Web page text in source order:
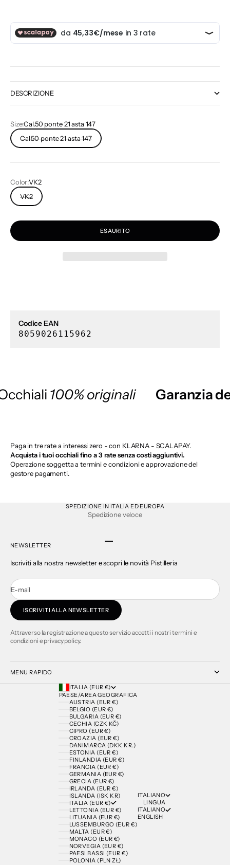
DESCRIZIONE
Size:Cal.50 ponte 21 asta 147
Cal.50 ponte 21 asta 147
Color:VK2
VK2
ESAURITO
Codice EAN
8059026115962
100% originali Garanzia
Paga in tre rate a interessi zero - con KLARNA - SCALAPAY.
Acquista i tuoi occhiali fino a 3 rate senza costi aggiuntivi.
Operazione soggetta a termini e condizioni e approvazione del
gestore pagamenti.
SPEDIZIONE IN ITALIA ED EUROPA
Spedizione veloce
NEWSLETTER
Iscriviti alla nostra newsletter e scopri le novità Pistilleria
E-mail
ISCRIVITI ALLA NEWSLETTER
Attraverso la registrazione a questo servizio accetti i nostri termini e
condizioni e privacy policy.
MENU RAPIDO
ITALIA (EUR €)
PAESE/AREA GEOGRAFICA
AUSTRIA (EUR €)
BELGIO (EUR €)
BULGARIA (EUR €)
CECHIA (CZK KČ)
CIPRO (EUR €)
CROAZIA (EUR €)
DANIMARCA (DKK KR.)
ESTONIA (EUR €)
FINLANDIA (EUR €)
FRANCIA (EUR €)
GERMANIA (EUR €)
GRECIA (EUR €)
IRLANDA (EUR €)
ISLANDA (ISK KR)
ITALIA (EUR €)
LETTONIA (EUR €)
LITUANIA (EUR €)
LUSSEMBURGO (EUR €)
MALTA (EUR €)
MONACO (EUR €)
NORVEGIA (EUR €)
PAESI BASSI (EUR €)
POLONIA (PLN ZŁ)
ITALIANO
LINGUA
ITALIANO
ENGLISH